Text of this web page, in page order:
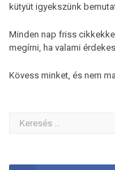
kütyüt igyekszünk
Minden nap friss
megírni, ha valami
Kövess minket, és nem